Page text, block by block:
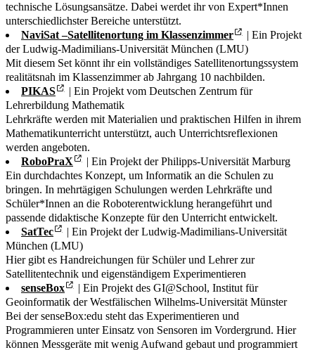
technische Lösungsansätze. Dabei werdet ihr von Expert*Innen
unterschiedlichster Bereiche unterstützt.
NaviSat –Satellitenortung im Klassenzimmer
| Ein Projekt
der Ludwig-Madimilians-Universität München (LMU)
Mit diesem Set könnt ihr ein vollständiges Satellitenortungssystem
realitätsnah im Klassenzimmer ab Jahrgang 10 nachbilden.
PIKAS
| Ein Projekt vom Deutschen Zentrum für
Lehrerbildung Mathematik
Lehrkräfte werden mit Materialien und praktischen Hilfen in ihrem
Mathematikunterricht unterstützt, auch Unterrichtsreflexionen
werden angeboten.
RoboPraX
| Ein Projekt der Philipps-Universität Marburg
Ein durchdachtes Konzept, um Informatik an die Schulen zu
bringen. In mehrtägigen Schulungen werden Lehrkräfte und
Schüler*Innen an die Roboterentwicklung herangeführt und
passende didaktische Konzepte für den Unterricht entwickelt.
SatTec
| Ein Projekt der Ludwig-Madimilians-Universität
München (LMU)
Hier gibt es Handreichungen für Schüler und Lehrer zur
Satellitentechnik und eigenständigem Experimentieren
senseBox
| Ein Projekt des GI@School, Institut für
Geoinformatik der Westfälischen Wilhelms-Universität Münster
Bei der senseBox:edu steht das Experimentieren und
Programmieren unter Einsatz von Sensoren im Vordergrund. Hier
können Messgeräte mit wenig Aufwand gebaut und programmiert